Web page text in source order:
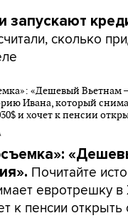
запускают
сколько
Почитайте
евротрешку
к пенсии открыть